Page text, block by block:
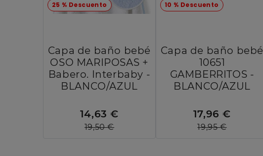
25 % Descuento
Capa de baño bebé
OSO MARIPOSAS +
Babero. Interbaby -
BLANCO/AZUL
14,63 €
19,50 €
10 % Descuento
Capa de baño bebé
10651
GAMBERRITOS -
BLANCO/AZUL
17,96 €
19,95 €